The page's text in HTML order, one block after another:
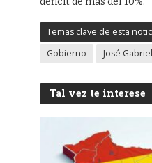
Temas clave de esta
Gobierno
José
Tal vez te interese